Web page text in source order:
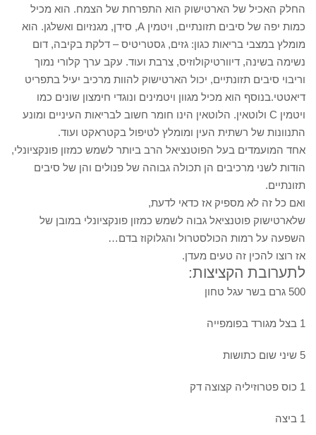
החלק האכיל של הארטישוק הוא התפרחת של הצמח. הוא מכיל
כמות יפה של סיבים תזונתיים, ויטמין A, סידן, מגנזיום ואשלגן. הוא
מומלץ במצבי בריאות כגון: גזים, גסטריטיס – דלקת בקיבה, דום
נשימה בשינה, דיוורטיקולוזיס, צרבת ועוד. עקב ערך קלורי נמוך
וריבוי סיבים תזונתיים, יכול הארטישוק להוות מרכיב יעיל בתפריט
דיאטטי.בנוסף הוא מכיל מגוון ויטמינים ונוגדי חימצון שונים כמו
ויטמין C ולוטאין. הלוטאין הינו חומר חשוב לבריאות העיניים ומונע
התנוונות של רשתית העין ומומלץ לטיפול בקטראקט ועוד.
אחד המועמדים בעל הפוטנציאל הרב ביותר לשמש כמזון פונקציונלי,
הודות לשני מרכיבים הן תכולה גבוהה של פנולים והן של סיבים
תזונתיים.
ואם כל זה לא מספיק אז כדאי לדעת,
שלארטישוק פוטנציאל גבוה לשמש כמזון פונקציונלי במובן של
השפעה על רמות הכולסטרול והגלוקוז בדם…
אז רוצו להכין זה טעים מעדן.
לתערובת הקציצות:
500 גרם בשר עגל טחון
1 בצל מגורד בפומפייה
5 שיני שום כתושות
1 כוס פטרוזיליה קצוצה דק
1 ביצה